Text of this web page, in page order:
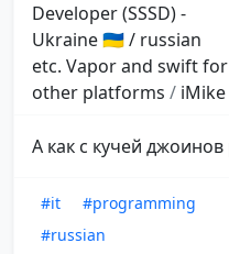
Developer (SSSD) -
Ukraine 🇺🇦 / russian
etc. Vapor and swift for
other platforms / iMike
А как с кучей
#it
#programming
#russian